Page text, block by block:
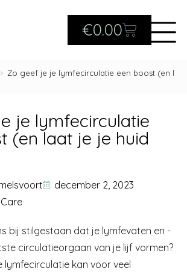
€0.00
> Zo geef je je lymfecirculatie een boost (en
je lymfecirculatie
(en laat je je huid
december 2, 2023
bij stilgestaan dat je lymfevaten en -
circulatieorgaan van je lijf vormen?
lymfecirculatie kan voor veel